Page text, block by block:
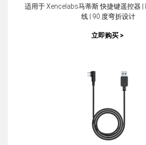
适用于 Xencelabs马蒂斯 快捷键遥控器 |
线 | 90 度弯折设计
立即购买 >